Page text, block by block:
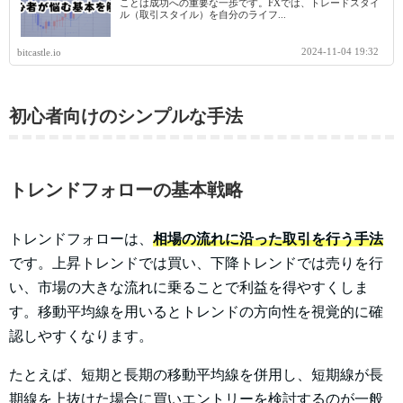
ことは成功への重要な一歩です。FXでは、トレードスタイ
ル（取引スタイル）を自分のライフ...
bitcastle.io 2024-11-04 19:32
初心者向けのシンプルな手法
トレンドフォローの基本戦略
トレンドフォローは、 相場の流れに沿った取引を行う手法
です。上昇トレンドでは買い、下降トレンドでは売りを行
い、市場の大きな流れに乗ることで利益を得やすくしま
す。移動平均線を用いるとトレンドの方向性を視覚的に確
認しやすくなります。
たとえば、短期と長期の移動平均線を併用し、短期線が長
期線を上抜けた場合に買いエントリーを検討するのが一般